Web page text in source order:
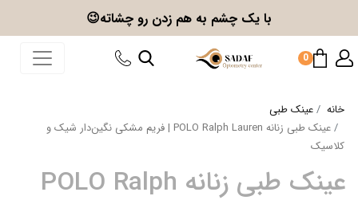
با یک چشم به هم زدن رو چشاته😉
0
خانه
عینک طبی
عینک طبی زنانه POLO Ralph Lauren | فریم مشکی نگین‌دار شیک و
کلاسیک
عینک طبی زنانه POLO Ralph